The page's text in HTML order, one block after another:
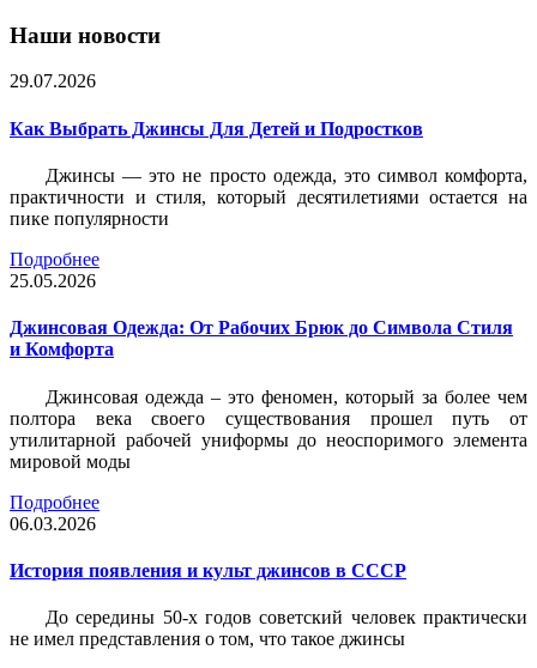
Наши новости
29.07.2026
Как Выбрать Джинсы Для Детей и Подростков
Джинсы — это не просто одежда, это символ комфорта,
практичности и стиля, который десятилетиями остается на
пике популярности
Подробнее
25.05.2026
Джинсовая Одежда: От Рабочих Брюк до Символа Стиля
и Комфорта
Джинсовая одежда – это феномен, который за более чем
полтора века своего существования прошел путь от
утилитарной рабочей униформы до неоспоримого элемента
мировой моды
Подробнее
06.03.2026
История появления и культ джинсов в СССР
До середины 50-х годов советский человек практически
не имел представления о том, что такое джинсы